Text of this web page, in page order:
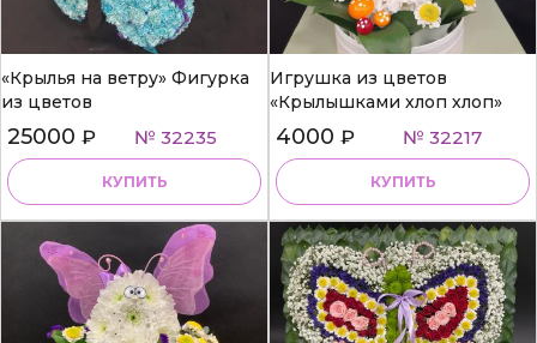
«Крылья на ветру» Фигурка
из цветов
25000 ₽ № 32235
КУПИТЬ
Игрушка из цветов
«Крылышками хлоп хлоп»
4000 ₽ № 32217
КУПИТЬ